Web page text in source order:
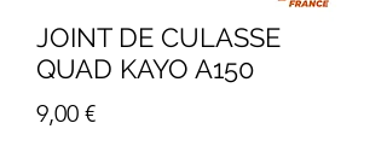
JOINT DE CULASSE
QUAD KAYO A150
9,00 €Prix